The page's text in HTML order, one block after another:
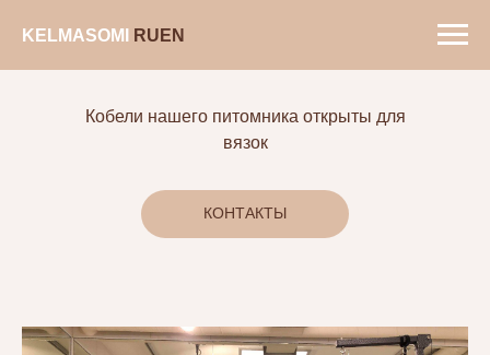
KELMASOMIㅤ RUㅤ EN
Кобели нашего питомника открыты для
вязок
КОНТАКТЫ